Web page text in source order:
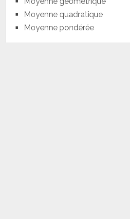
Moyenne quadratique
Moyenne pondérée